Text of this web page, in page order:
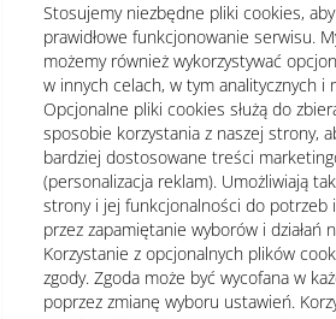
Stosujemy niezbędne pliki cookies,
prawidłowe funkcjonowanie serwisu.
możemy również wykorzystywać
w innych celach, w tym analitycznych i
Opcjonalne pliki cookies służą do
sposobie korzystania z naszej strony,
bardziej dostosowane treści
(personalizacja reklam). Umożliwiają
strony i jej funkcjonalności do potrzeb
przez zapamiętanie wyborów i działań
Korzystanie z opcjonalnych plików
zgody. Zgoda może być wycofana w
poprzez zmianę wyboru ustawień.